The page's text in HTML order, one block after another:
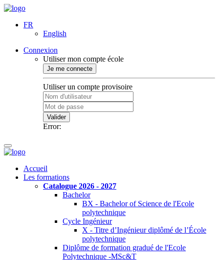
FR
English
Connexion
Utiliser mon compte école
Je me connecte
Utiliser un compte provisoire
Valider
Error:
Accueil
Les formations
Catalogue 2026 - 2027
Bachelor
BX - Bachelor of Science de l'Ecole
polytechnique
Cycle Ingénieur
X - Titre d’Ingénieur diplômé de l’École
polytechnique
Diplôme de formation gradué de l'Ecole
Polytechnique -MSc&T